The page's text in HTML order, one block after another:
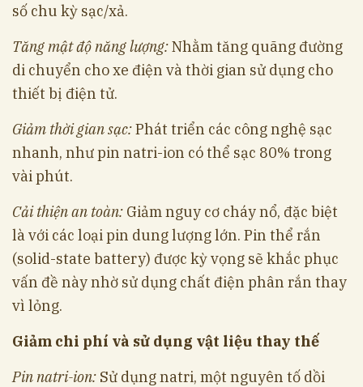
số chu kỳ sạc/xả.
Tăng mật độ năng lượng:Nhằm tăng quãng đường
di chuyển cho xe điện và thời gian sử dụng cho
thiết bị điện tử.
Giảm thời gian sạc:Phát triển các công nghệ sạc
nhanh, như pin natri-ion có thể sạc 80% trong
vài phút.
Cải thiện an toàn: Giảm nguy cơ cháy nổ, đặc biệt
là với các loại pin dung lượng lớn. Pin thể rắn
(solid-state battery) được kỳ vọng sẽ khắc phục
vấn đề này nhờ sử dụng chất điện phân rắn thay
vì lỏng.
Giảm chi phí và sử dụng vật liệu thay thế
Pin natri-ion: Sử dụng natri, một nguyên tố dồi